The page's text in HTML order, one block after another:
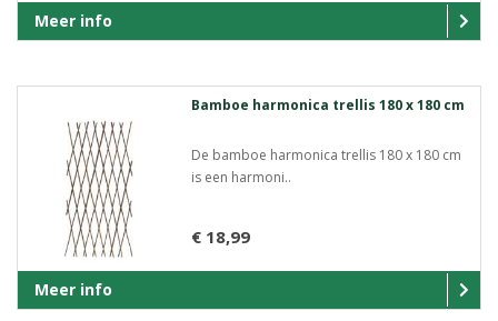
Meer info
Bamboe harmonica trellis 180 x 180 cm
De bamboe harmonica trellis 180 x 180 cm
is een harmoni..
€ 18,99
Meer info